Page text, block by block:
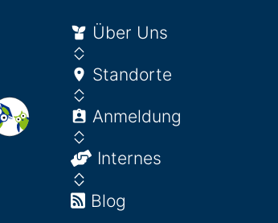
Über Uns
Standorte
Anmeldung
Internes
Blog